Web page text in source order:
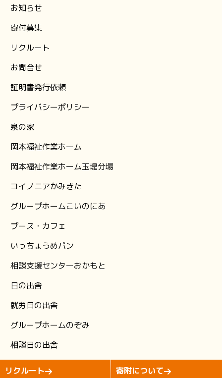
お知らせ
⁨寄付募集
リクルート
お問合せ
証明書発行依頼
プライバシーポリシー
泉の家
岡本福祉作業ホーム
岡本福祉作業ホーム玉堤分場
コイノニアかみきた
グループホームこいのにあ
プース・カフェ
いっちょうめパン
相談支援センターおかもと
日の出舎
就労日の出舎
グループホームのぞみ
相談日の出舎
Copyright (C)2026 izumi-kai All Rights Reserved.
リクルート 寄附について